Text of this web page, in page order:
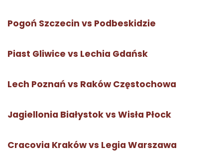
Pogoń Szczecin vs Podbeskidzie
Piast Gliwice vs Lechia Gdańsk
Lech Poznań vs Raków Częstochowa
Jagiellonia Białystok vs Wisła Płock
Cracovia Kraków vs Legia Warszawa